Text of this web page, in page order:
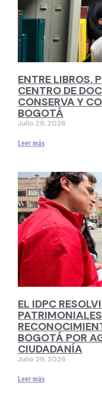
ENTRE LIBROS,
CENTRO DE
CONSERVA Y
BOGOTÁ
Julio 29, 2026
Leer más
EL IDPC
BOGOTÁ POR
CIUDADANÍA
Julio 29, 2026
Leer más